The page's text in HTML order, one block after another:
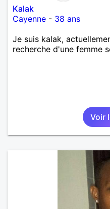
Kalak
Cayenne - 38 ans
Je suis kalak,
recherche d'une femme
Voir